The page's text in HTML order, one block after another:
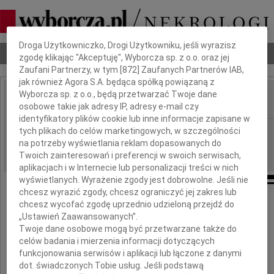
Nekrologi Odeszli Poradnik pogrzebowy
IMIĘ I NAZWISKO:
REGION: Wrocław
DATA EMISJI: 22.04.2024
Drogiej Koleżance
Krystynie Horyzie
wyrazy głębokiego współczucia
Dbamy o Twoją prywatność
Droga Użytkowniczko, Drogi Użytkowniku, jeśli wyrazisz
zgodę klikając "Akceptuję", Wyborcza sp. z o.o. oraz jej
Zaufani Partnerzy, w tym [872 ] Zaufanych Partnerów IAB,
jak również Agora S.A. będąca spółką powiązaną z
Wyborcza sp. z o.o., będą przetwarzać Twoje dane
osobowe takie jak adresy IP, adresy e-mail czy
identyfikatory plików cookie lub inne informacje zapisane w
tych plikach do celów marketingowych, w szczególności
na potrzeby wyświetlania reklam dopasowanych do
Twoich zainteresowań i preferencji w swoich serwisach,
aplikacjach i w Internecie lub personalizacji treści w nich
wyświetlanych. Wyrażenie zgody jest dobrowolne. Jeśli nie
chcesz wyrazić zgody, chcesz ograniczyć jej zakres lub
chcesz wycofać zgodę uprzednio udzieloną przejdź do
„Ustawień Zaawansowanych”.
Twoje dane osobowe mogą być przetwarzane także do
celów badania i mierzenia informacji dotyczących
funkcjonowania serwisów i aplikacji lub łączone z danymi
dot. świadczonych Tobie usług. Jeśli podstawą